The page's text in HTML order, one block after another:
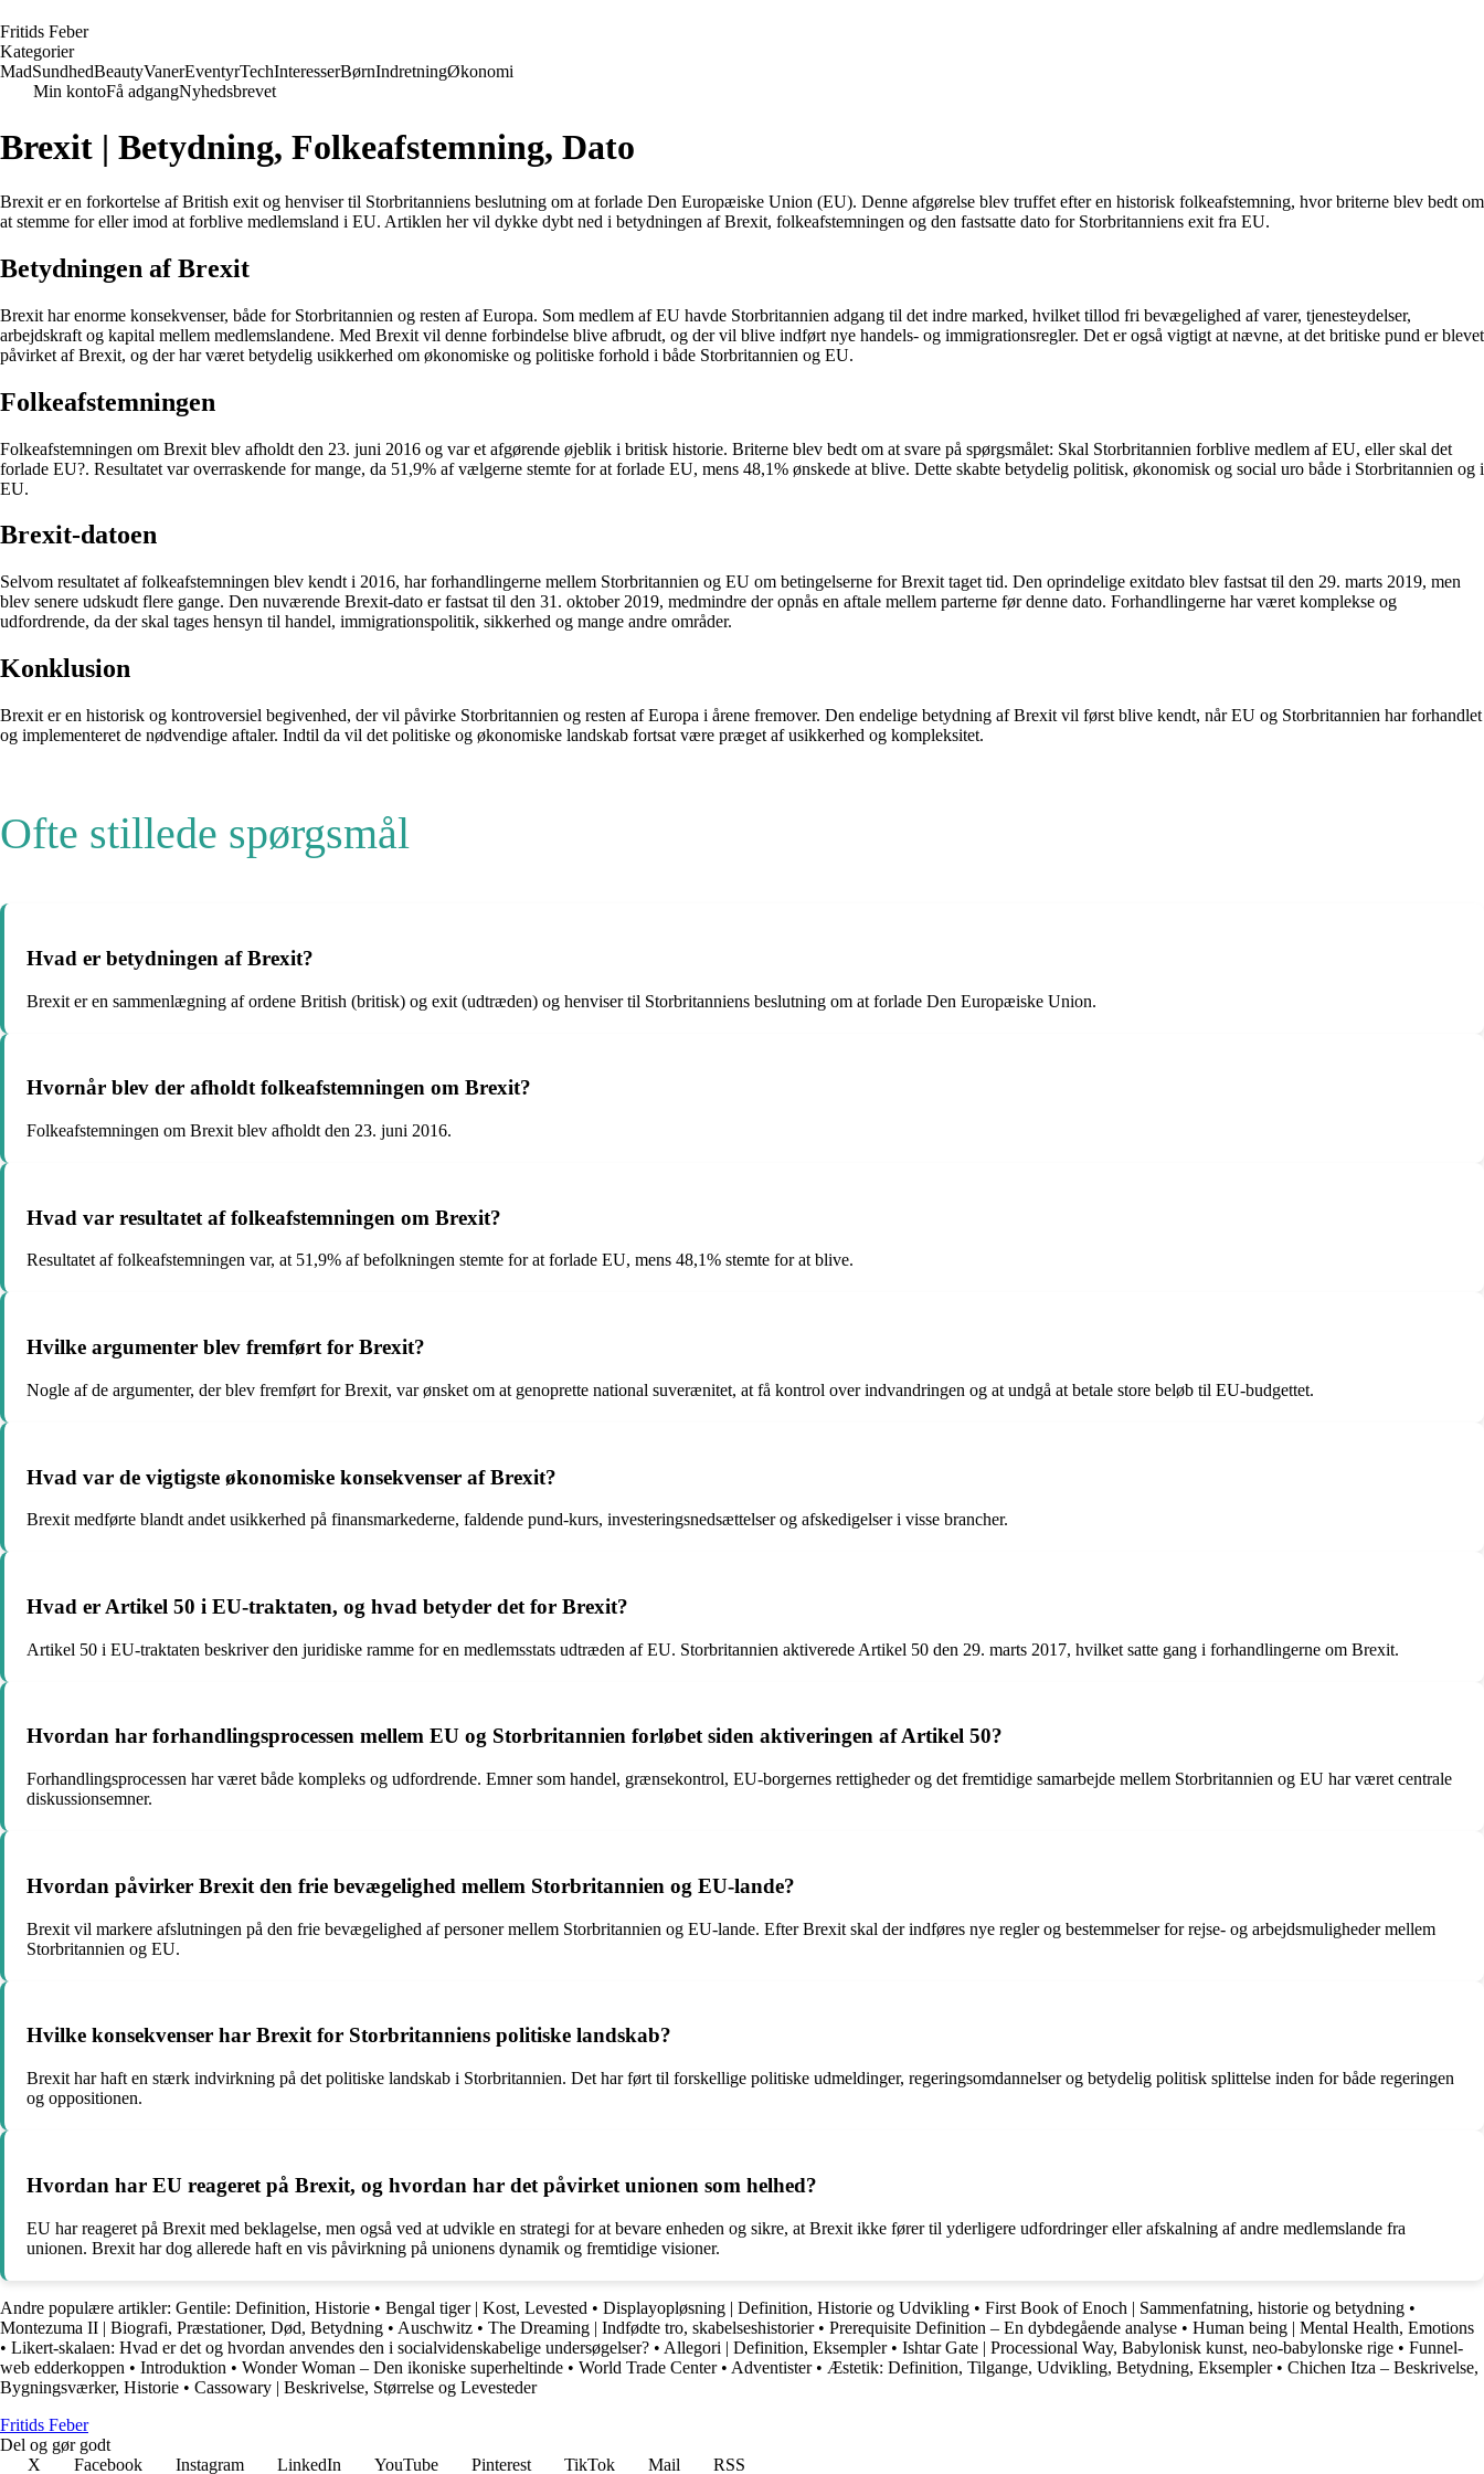
Fritids Feber
Kategorier
MadSundhedBeautyVanerEventyrTechInteresserBørnIndretningØkonomi
Min kontoFå adgangNyhedsbrevet
Brexit | Betydning, Folkeafstemning, Dato
Brexit er en forkortelse af British exit og henviser til Storbritanniens beslutning om at forlade Den Europæiske Union (EU). Denne afgørelse blev truffet efter en historisk folkeafstemning, hvor briterne blev bedt om
at stemme for eller imod at forblive medlemsland i EU. Artiklen her vil dykke dybt ned i betydningen af Brexit, folkeafstemningen og den fastsatte dato for Storbritanniens exit fra EU.
Betydningen af Brexit
Brexit har enorme konsekvenser, både for Storbritannien og resten af Europa. Som medlem af EU havde Storbritannien adgang til det indre marked, hvilket tillod fri bevægelighed af varer, tjenesteydelser,
arbejdskraft og kapital mellem medlemslandene. Med Brexit vil denne forbindelse blive afbrudt, og der vil blive indført nye handels- og immigrationsregler. Det er også vigtigt at nævne, at det britiske pund er blevet
påvirket af Brexit, og der har været betydelig usikkerhed om økonomiske og politiske forhold i både Storbritannien og EU.
Folkeafstemningen
Folkeafstemningen om Brexit blev afholdt den 23. juni 2016 og var et afgørende øjeblik i britisk historie. Briterne blev bedt om at svare på spørgsmålet: Skal Storbritannien forblive medlem af EU, eller skal det
forlade EU?. Resultatet var overraskende for mange, da 51,9% af vælgerne stemte for at forlade EU, mens 48,1% ønskede at blive. Dette skabte betydelig politisk, økonomisk og social uro både i Storbritannien og i
EU.
Brexit-datoen
Selvom resultatet af folkeafstemningen blev kendt i 2016, har forhandlingerne mellem Storbritannien og EU om betingelserne for Brexit taget tid. Den oprindelige exitdato blev fastsat til den 29. marts 2019, men
blev senere udskudt flere gange. Den nuværende Brexit-dato er fastsat til den 31. oktober 2019, medmindre der opnås en aftale mellem parterne før denne dato. Forhandlingerne har været komplekse og
udfordrende, da der skal tages hensyn til handel, immigrationspolitik, sikkerhed og mange andre områder.
Konklusion
Brexit er en historisk og kontroversiel begivenhed, der vil påvirke Storbritannien og resten af Europa i årene fremover. Den endelige betydning af Brexit vil først blive kendt, når EU og Storbritannien har forhandlet
og implementeret de nødvendige aftaler. Indtil da vil det politiske og økonomiske landskab fortsat være præget af usikkerhed og kompleksitet.
Ofte stillede spørgsmål
Hvad er betydningen af Brexit?
Brexit er en sammenlægning af ordene British (britisk) og exit (udtræden) og henviser til Storbritanniens beslutning om at forlade Den Europæiske Union.
Hvornår blev der afholdt folkeafstemningen om Brexit?
Folkeafstemningen om Brexit blev afholdt den 23. juni 2016.
Hvad var resultatet af folkeafstemningen om Brexit?
Resultatet af folkeafstemningen var, at 51,9% af befolkningen stemte for at forlade EU, mens 48,1% stemte for at blive.
Hvilke argumenter blev fremført for Brexit?
Nogle af de argumenter, der blev fremført for Brexit, var ønsket om at genoprette national suverænitet, at få kontrol over indvandringen og at undgå at betale store beløb til EU-budgettet.
Hvad var de vigtigste økonomiske konsekvenser af Brexit?
Brexit medførte blandt andet usikkerhed på finansmarkederne, faldende pund-kurs, investeringsnedsættelser og afskedigelser i visse brancher.
Hvad er Artikel 50 i EU-traktaten, og hvad betyder det for Brexit?
Artikel 50 i EU-traktaten beskriver den juridiske ramme for en medlemsstats udtræden af EU. Storbritannien aktiverede Artikel 50 den 29. marts 2017, hvilket satte gang i forhandlingerne om Brexit.
Hvordan har forhandlingsprocessen mellem EU og Storbritannien forløbet siden aktiveringen af Artikel 50?
Forhandlingsprocessen har været både kompleks og udfordrende. Emner som handel, grænsekontrol, EU-borgernes rettigheder og det fremtidige samarbejde mellem Storbritannien og EU har været centrale
diskussionsemner.
Hvordan påvirker Brexit den frie bevægelighed mellem Storbritannien og EU-lande?
Brexit vil markere afslutningen på den frie bevægelighed af personer mellem Storbritannien og EU-lande. Efter Brexit skal der indføres nye regler og bestemmelser for rejse- og arbejdsmuligheder mellem
Storbritannien og EU.
Hvilke konsekvenser har Brexit for Storbritanniens politiske landskab?
Brexit har haft en stærk indvirkning på det politiske landskab i Storbritannien. Det har ført til forskellige politiske udmeldinger, regeringsomdannelser og betydelig politisk splittelse inden for både regeringen
og oppositionen.
Hvordan har EU reageret på Brexit, og hvordan har det påvirket unionen som helhed?
EU har reageret på Brexit med beklagelse, men også ved at udvikle en strategi for at bevare enheden og sikre, at Brexit ikke fører til yderligere udfordringer eller afskalning af andre medlemslande fra
unionen. Brexit har dog allerede haft en vis påvirkning på unionens dynamik og fremtidige visioner.
Andre populære artikler: Gentile: Definition, Historie • Bengal tiger | Kost, Levested • Displayopløsning | Definition, Historie og Udvikling • First Book of Enoch | Sammenfatning, historie og betydning •
Montezuma II | Biografi, Præstationer, Død, Betydning • Auschwitz • The Dreaming | Indfødte tro, skabelseshistorier• Prerequisite Definition – En dybdegående analyse • Human being | Mental Health, Emotions
• Likert-skalaen: Hvad er det og hvordan anvendes den i socialvidenskabelige undersøgelser? • Allegori | Definition, Eksempler• Ishtar Gate | Processional Way, Babylonisk kunst, neo-babylonske rige • Funnel-
web edderkoppen • Introduktion • Wonder Woman – Den ikoniske superheltinde • World Trade Center• Adventister• Æstetik: Definition, Tilgange, Udvikling, Betydning, Eksempler• Chichen Itza – Beskrivelse,
Bygningsværker, Historie • Cassowary | Beskrivelse, Størrelse og Levesteder
Fritids Feber
Del og gør godt
X
Facebook Instagram LinkedIn YouTube Pinterest TikTok Mail RSS